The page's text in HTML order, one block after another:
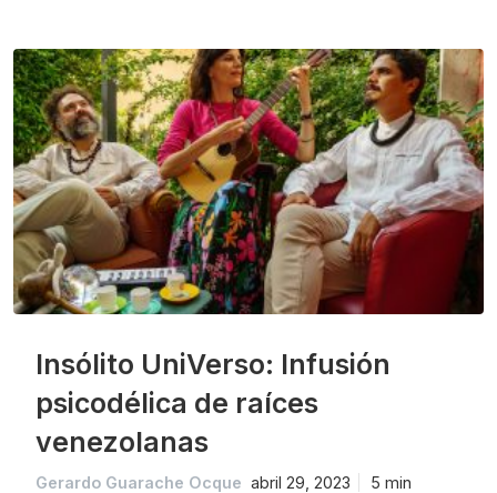
Insólito UniVerso: Infusión
psicodélica de raíces
venezolanas
Gerardo Guarache Ocque abril 29, 2023 5 min